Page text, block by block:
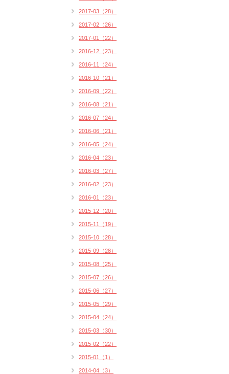
2017-03（28）
2017-02（26）
2017-01（22）
2016-12（23）
2016-11（24）
2016-10（21）
2016-09（22）
2016-08（21）
2016-07（24）
2016-06（21）
2016-05（24）
2016-04（23）
2016-03（27）
2016-02（23）
2016-01（23）
2015-12（20）
2015-11（19）
2015-10（28）
2015-09（28）
2015-08（25）
2015-07（26）
2015-06（27）
2015-05（29）
2015-04（24）
2015-03（30）
2015-02（22）
2015-01（1）
2014-04（3）